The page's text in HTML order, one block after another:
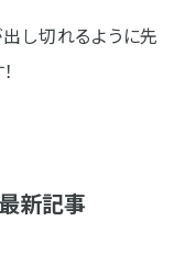
し切れるように先
最新記事